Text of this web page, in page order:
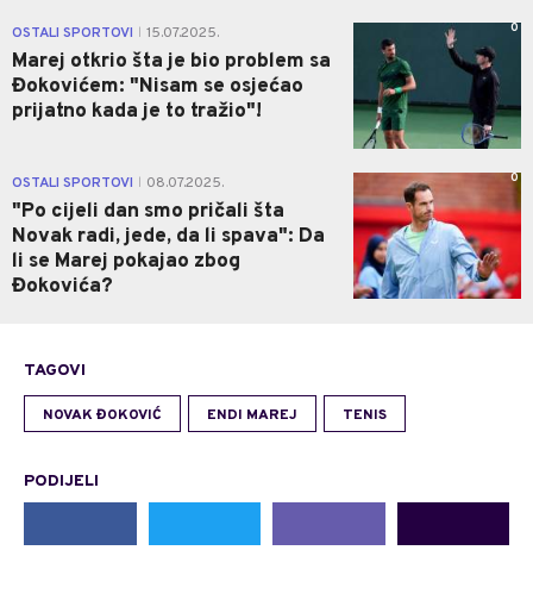
OSTALI SPORTOVI 15.07.2025.
Marej otkrio šta je bio problem sa
Đokovićem: "Nisam se osjećao
prijatno kada je to tražio"!
0
OSTALI SPORTOVI 08.07.2025.
"Po cijeli dan smo pričali šta
Novak radi, jede, da li spava": Da
li se Marej pokajao zbog
Đokovića?
0
TAGOVI
NOVAK ĐOKOVIĆ ENDI MAREJ TENIS
PODIJELI